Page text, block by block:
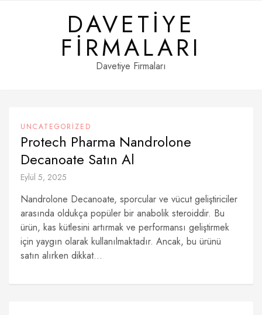
DAVETIYE
FIRMALARI
Davetiye Firmaları
UNCATEGORIZED
Protech Pharma Nandrolone
Decanoate Satın Al
Eylül 5, 2025
Nandrolone Decanoate, sporcular ve vücut geliştiriciler
arasında oldukça popüler bir anabolik steroiddir. Bu
ürün, kas kütlesini artırmak ve performansı geliştirmek
için yaygın olarak kullanılmaktadır. Ancak, bu ürünü
satın alırken dikkat...